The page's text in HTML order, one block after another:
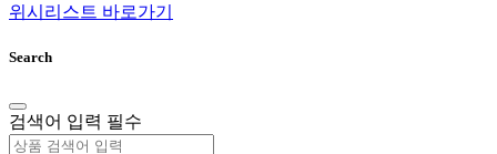
위시리스트 바로가기
Search
검색어 입력 필수